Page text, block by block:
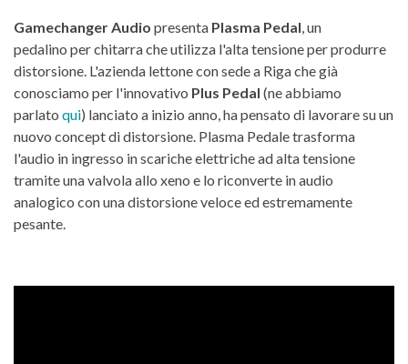
Gamechanger Audio presenta Plasma Pedal , un
pedalino per chitarra che utilizza l'alta tensione per produrre
distorsione. L'azienda lettone con sede a Riga che già
conosciamo per l'innovativo Plus Pedal (ne abbiamo
parlato qui) lanciato a inizio anno, ha pensato di lavorare su un
nuovo concept di distorsione. Plasma Pedale trasforma
l'audio in ingresso in scariche elettriche ad alta tensione
tramite una valvola allo xeno e lo riconverte in audio
analogico con una distorsione veloce ed estremamente
pesante.